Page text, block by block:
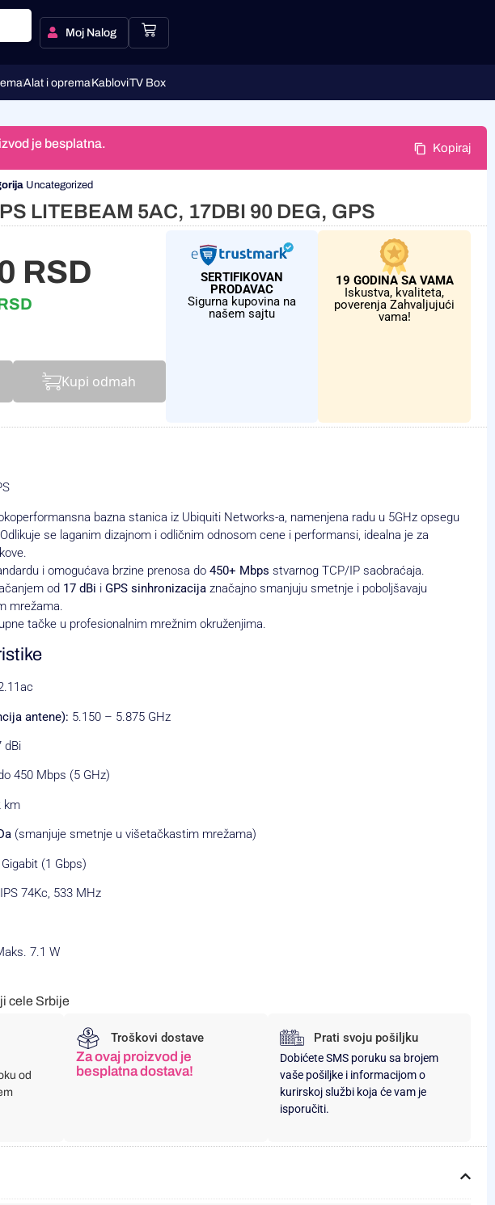
Moj Nalog
Alat i opremaKabloviTV Box
je besplatna. Kopiraj
Uncategorized
LITEBEAM 5AC, 17DBI 90 DEG, GPS
RSD
Kupi odmah
SERTIFIKOVAN
PRODAVAC
Sigurna kupovina na
našem sajtu
19 GODINA SA VAMA
Iskustva, kvaliteta,
poverenja Zahvaljujući
vama!
bazna stanica iz Ubiquiti Networks-a, namenjena radu u 5GHz opsegu
se laganim dizajnom i odličnim odnosom cene i performansi, idealna je za
i omogućava brzine prenosa do 450+ Mbps stvarnog TCP/IP saobraćaja.
od 17 dBi i GPS sinhronizacijaznačajno smanjuju smetnje i poboljšavaju
mrežama.
tačke u profesionalnim mrežnim okruženjima.
antene): 5.150 – 5.875 GHz
dBi
450 Mbps (5 GHz)
km
(smanjuje smetnje u višetačkastim mrežama)
(1 Gbps)
74Kc, 533 MHz
7.1 W
cele Srbije
od
Troškovi dostave
Za ovaj proizvod je
besplatna dostava!
Prati svoju pošiljku
Dobićete SMS poruku sa brojem
vaše pošiljke i informacijom o
kurirskoj službi koja će vam je
isporučiti.